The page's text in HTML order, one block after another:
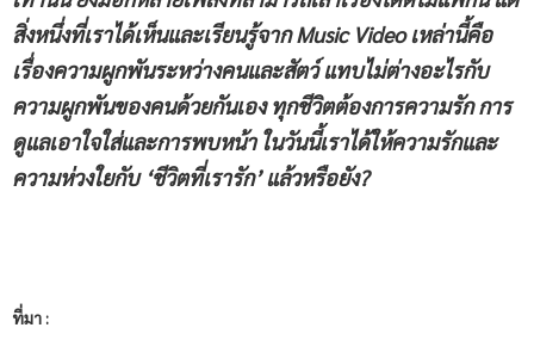
สิ่งหนึ่งที่เราได้เห็นและเรียนรู้จาก Music Video เหล่านี้คือ
เรื่องความผูกพันระหว่างคนและสัตว์ แทบไม่ต่างอะไรกับ
ความผูกพันของคนด้วยกันเอง ทุกชีวิตต้องการความรัก การ
ดูแลเอาใจใส่และการพบหน้า ในวันนี้เราได้ให้ความรักและ
ความห่วงใยกับ ‘ชีวิตที่เรารัก’ แล้วหรือยัง?
ที่มา :